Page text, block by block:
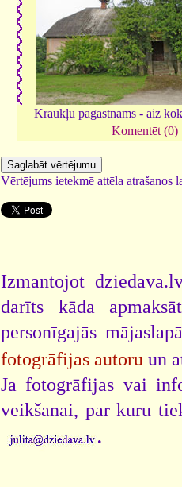
Kraukļu pagastnams - aiz
Komentēt (0)
Vērtējums ietekmē attēla atrašanos
Izmantojot
darīts kāda
personīgajās
fotogrāfijas autoru un
Ja fotogrāfijas vai
veikšanai, par kuru
.